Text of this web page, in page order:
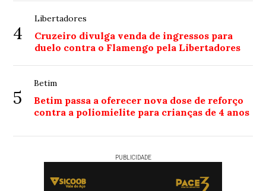
4
Libertadores
Cruzeiro divulga venda de ingressos para
duelo contra o Flamengo pela Libertadores
5
Betim
Betim passa a oferecer nova dose de reforço
contra a poliomielite para crianças de 4 anos
PUBLICIDADE